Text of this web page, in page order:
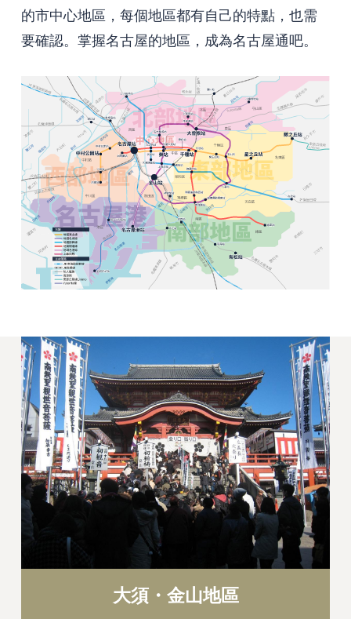
的市中心地區，每個地區都有自己的特點，也需
要確認。掌握名古屋的地區，成為名古屋通吧。
大須・金山地區